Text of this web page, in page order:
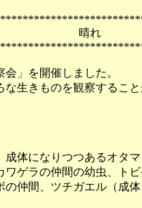
日（土）
」を開催しました。
な生きものを観察するこ
体になりつつあるオタ
ゲラの仲間の幼虫、ト
仲間、ツチガエル（成